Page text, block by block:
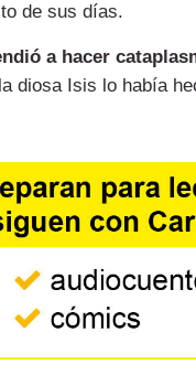
de sus días.
a hacer
diosa Isis lo había